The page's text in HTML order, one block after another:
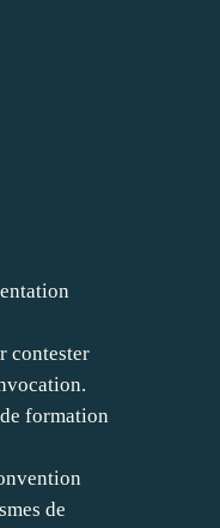
contester
formation
de